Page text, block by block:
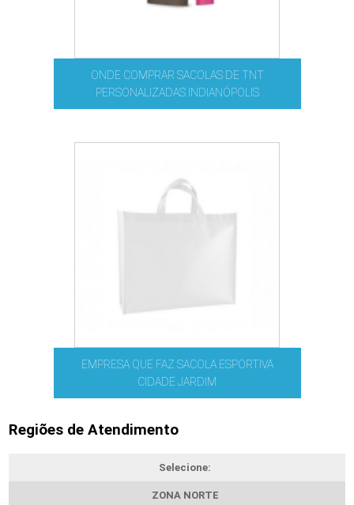
ONDE COMPRAR SACOLAS DE TNT
PERSONALIZADAS INDIANÓPOLIS
EMPRESA QUE FAZ SACOLA ESPORTIVA
CIDADE JARDIM
Regiões de Atendimento
Selecione:
ZONA NORTE